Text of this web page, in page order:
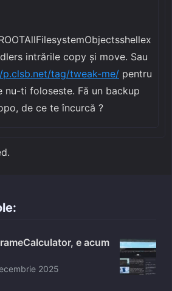
intrările copy și move. Sau
tag/tweak-me/ pentru
nu-ti foloseste. Fă un backup
de ce te încurcă ?
e acum
2025